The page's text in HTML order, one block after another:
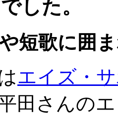
した。
短歌に囲
エイズ・
田さんの